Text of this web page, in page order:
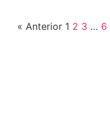
« Anterior 1 2 3 … 6